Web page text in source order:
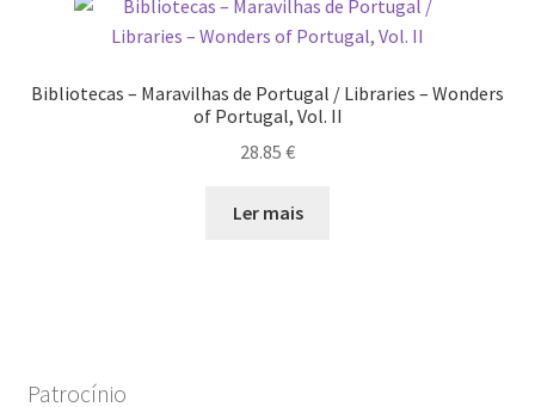
Bibliotecas – Maravilhas de Portugal / Libraries – Wonders
of Portugal, Vol. II
28.85 €
Ler mais
Patrocínio